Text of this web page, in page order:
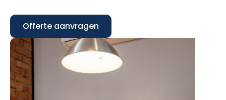
Offerte aanvragen